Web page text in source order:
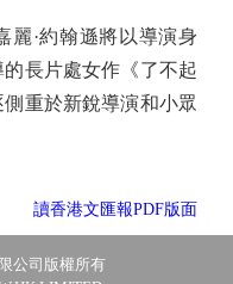
·約翰遜將以導演身
長片處女作《了不起
重於新銳導演和小眾
讀香港文匯報PDF版面
公司版權所有